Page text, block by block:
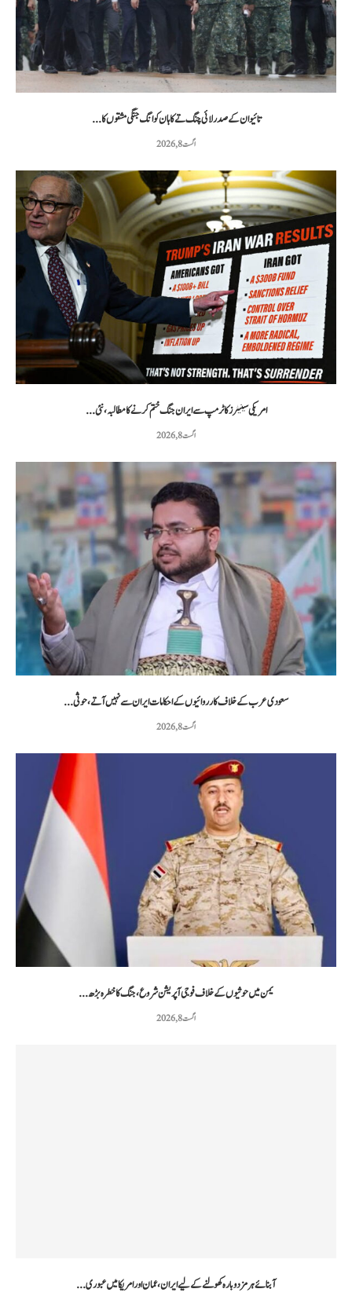
تائیوان کے صدر لائی چنگ تے کا ہان کوانگ جنگی مشقوں کا...
اگست 8, 2026
امریکی سینیٹرز کا ٹرمپ سے ایران جنگ ختم کرنے کا مطالبہ، نئی...
اگست 8, 2026
سعودی عرب کے خلاف کارروائیوں کے احکامات ایران سے نہیں آتے، حوثی...
اگست 8, 2026
یمن میں حوثیوں کے خلاف فوجی آپریشن شروع، جنگ کا خطرہ بڑھ...
اگست 8, 2026
آبنائے ہرمز دوبارہ کھولنے کے لیے ایران، عمان اور امریکا میں عبوری...